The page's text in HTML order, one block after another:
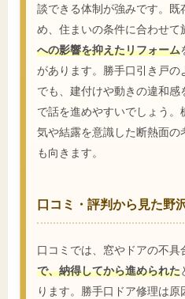
談できる体制が強みです。既
め、住まいの条件に合わせて
への影響を抑えたリフォーム
があります。勝手口引き戸の
でも、建付けや動きの違和
で話を進めやすいでしょう
気や結露を意識した断熱面の
も向きます。
口コミ・評判から見た野
口コミでは、窓やドアの不具
で、納得してから進められた
ります。勝手口ドア修理は